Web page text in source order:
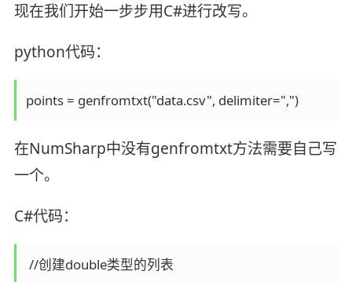
现在我们开始一步步用C#进行改写。
python代码：
points = genfromtxt("data.csv", delimiter=",")
在NumSharp中没有genfromtxt方法需要自己写
一个。
C#代码：
//创建double类型的列表